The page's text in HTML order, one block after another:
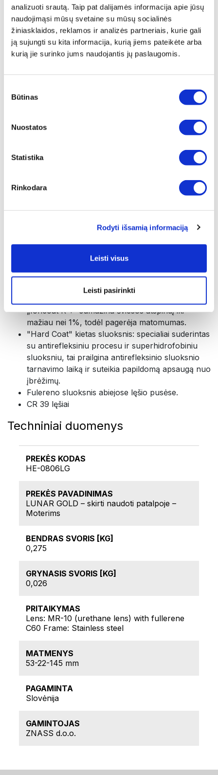
analizuoti srautą. Taip pat dalijamės informacija apie jūsų
naudojimąsi mūsų svetaine su mūsų socialinės
žiniasklaidos, reklamos ir analizės partneriais, kurie gali
ją sujungti su kita informacija, kurią jiems pateikėte arba
kurią jie surinko jums naudojantis jų paslaugomis.
pasirinkimas
Būtinas
Nuostatos
Statistika
Rinkodara
Rodyti išsamią informaciją
Leisti visus
Leisti pasirinkti
2. Transformuoja Mėlyną LED šviesą į akims patogią
šviesą (veikia atpalaiduojamai)
3. Transformacijos metu UV ir didelės energijos mėlyna
šviesa optimizuojama pagal natūralų akių jautrumą;
4. Suteikia ryškesnį vaizdą;
signalus);
6. Reguliuoja neuroendokrinologijos veiksmus; padidina
serotoniną ir reguliuoja serotonino/melatonino santykį
7. Įtakoja kūno laikrodį - cirkadinį ritmą (reguliuoja
Be to, "Hyperlight Eyewear" akinių lęšiai sudaryti iš
Apsauginis sluoksnis yra abiejose objektyvo
laiką. Jis lengvai valomas ir turi antistatinį
Patentuoti 8 jono dangų sluoksniai. Pagal
"Ioncoat K +" procedūrą, vakuumo pagalba,
lęšis iš abiejų pusių padengiamas aštuoniais
„Ioncoat K +“ sumažina šviesos atspindį iki
mažiau nei 1%, todėl pagerėja matomumas.
"Hard Coat" kietas sluoksnis: specialiai suderintas
su antirefleksiniu procesu ir superhidrofobiniu
sluoksniu, tai prailgina antirefleksinio sluoksnio
tarnavimo laiką ir suteikia papildomą apsaugą nuo
įbrėžimų.
Fulereno sluoksnis abiejose lęšio pusėse.
CR 39 lęšiai
Techniniai duomenys
PREKĖS KODAS
HE-0806LG
PREKĖS PAVADINIMAS
LUNAR GOLD – skirti naudoti patalpoje –
Moterims
BENDRAS SVORIS [KG]
0,275
GRYNASIS SVORIS [KG]
0,026
PRITAIKYMAS
Lens: MR-10 (urethane lens) with fullerene
C60 Frame: Stainless steel
MATMENYS
53-22-145 mm
PAGAMINTA
Slovėnija
GAMINTOJAS
ZNASS d.o.o.